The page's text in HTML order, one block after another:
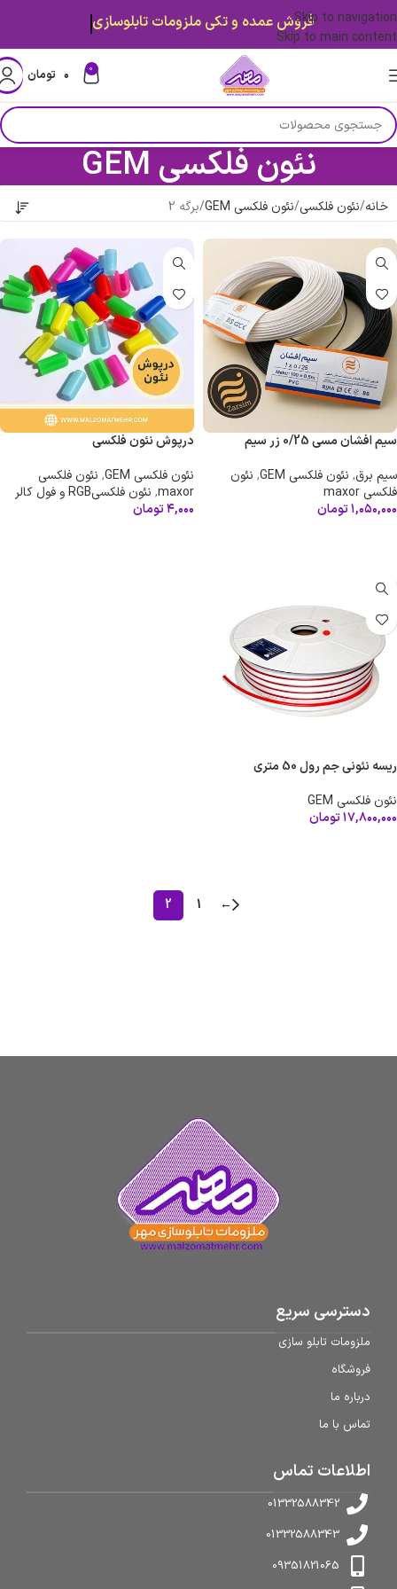
Skip to navigation
Skip to main content
0 ۰ تومان
نئون فلکسی GEM
خانه نئون فلکسی نئون فلکسی GEM برگه 2
سیم افشان مسی 0/25 زر سیم
سیم برق, نئون فلکسی GEM , نئون
فلکسی maxor
۱,۰۵۰,۰۰۰تومان
درپوش نئون فلکسی
نئون فلکسی GEM
, نئون فلکسی
maxor
, نئون فلکسیRGB و فول کالر
۴,۰۰۰تومان
ریسه نئونی جم رول 50 متری
نئون فلکسی GEM
۱۷,۸۰۰,۰۰۰تومان
←
1
2
دسترسی سریع
ملزومات تابلو سازی
فروشگاه
درباره ما
تماس با ما
اطلاعات تماس
01332588342
01332588343
09351821065
فروش عمده و تکی ملزومات تابلوسازی